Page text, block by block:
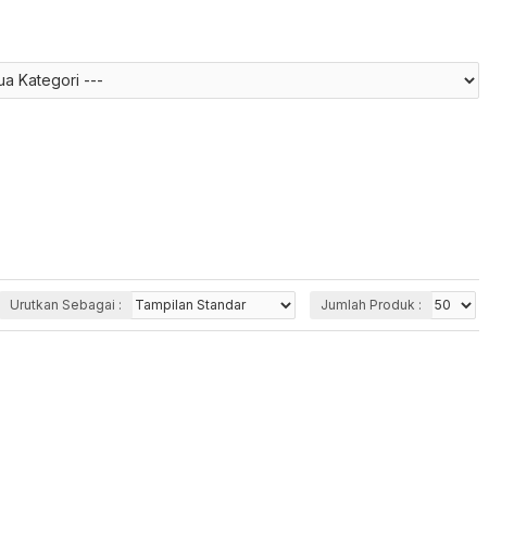
Urutkan Sebagai : Jumlah Produk :